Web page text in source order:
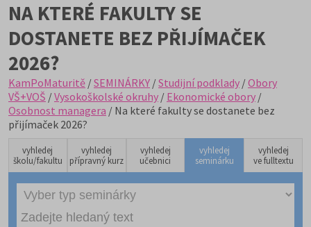
NA KTERÉ FAKULTY SE
DOSTANETE BEZ PŘIJÍMAČEK
2026?
KamPoMaturitě /SEMINÁRKY /Studijní podklady /Obory
VŠ+VOŠ /Vysokoškolské okruhy / Ekonomické obory /
Osobnost managera / Na které fakulty se dostanete bez
přijímaček 2026?
vyhledej
školu/fakultu
vyhledej
přípravný kurz
vyhledej
učebnici
vyhledej
seminárku
vyhledej
ve fulltextu